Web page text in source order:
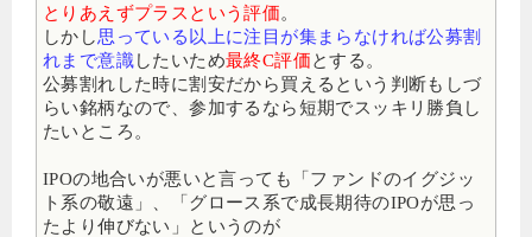
とりあえずプラスという評価。
しかし思っている以上に注目が集まらなければ公募割
れまで意識したいため最終C評価とする。
公募割れした時に割安だから買えるという判断もしづ
らい銘柄なので、参加するなら短期でスッキリ勝負し
たいところ。
IPOの地合いが悪いと言っても「ファンドのイグジッ
ト系の敬遠」、「グロース系で成長期待のIPOが思っ
たより伸びない」というのが